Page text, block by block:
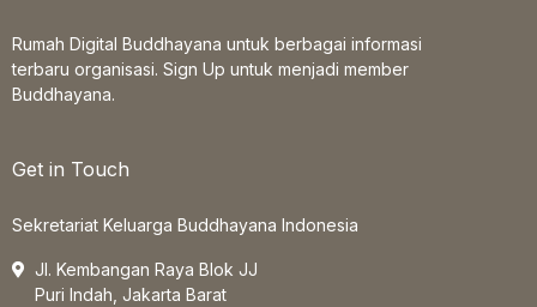
Rumah Digital Buddhayana untuk berbagai informasi
terbaru organisasi. Sign Up untuk menjadi member
Buddhayana.
Get in Touch
Sekretariat Keluarga Buddhayana Indonesia
Jl. Kembangan Raya Blok JJ
Puri Indah, Jakarta Barat